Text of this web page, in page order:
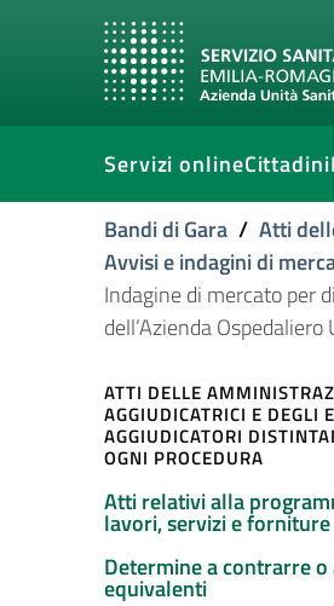
Servizi onlineCittadini
Bandi di Gara / Atti
Avvisi e indagini di
Indagine di mercato per
dell’Azienda
ATTI DELLE
AGGIUDICATRICI E DEGLI
AGGIUDICATORI
OGNI PROCEDURA
Atti relativi alla
lavori, servizi e forniture
Determine a contrarre
equivalenti